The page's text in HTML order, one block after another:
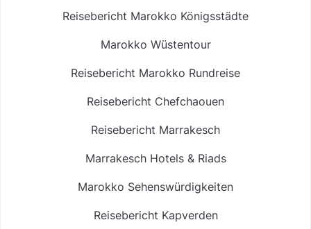
Reisebericht Marokko Königsstädte
Marokko Wüstentour
Reisebericht Marokko Rundreise
Reisebericht Chefchaouen
Reisebericht Marrakesch
Marrakesch Hotels & Riads
Marokko Sehenswürdigkeiten
Reisebericht Kapverden